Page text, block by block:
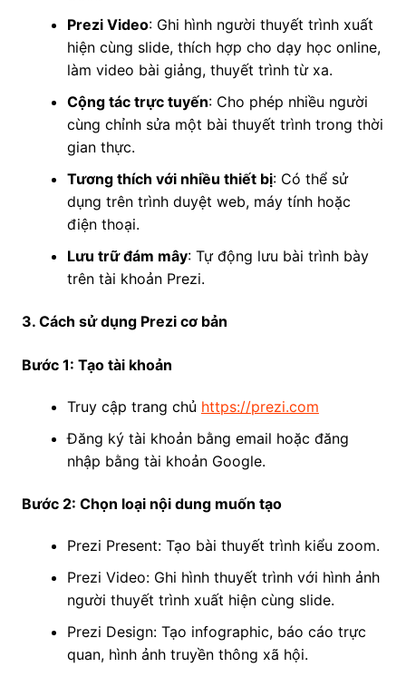
Prezi Video: Ghi hình người thuyết trình xuất
hiện cùng slide, thích hợp cho dạy học online,
làm video bài giảng, thuyết trình từ xa.
Cộng tác trực tuyến: Cho phép nhiều người
cùng chỉnh sửa một bài thuyết trình trong thời
gian thực.
Tương thích với nhiều thiết bị: Có thể sử
dụng trên trình duyệt web, máy tính hoặc
điện thoại.
Lưu trữ đám mây: Tự động lưu bài trình bày
trên tài khoản Prezi.
3. Cách sử dụng Prezi cơ bản
Bước 1: Tạo tài khoản
Truy cập trang chủ https://prezi.com
Đăng ký tài khoản bằng email hoặc đăng
nhập bằng tài khoản Google.
Bước 2: Chọn loại nội dung muốn tạo
Prezi Present: Tạo bài thuyết trình kiểu zoom.
Prezi Video: Ghi hình thuyết trình với hình ảnh
người thuyết trình xuất hiện cùng slide.
Prezi Design: Tạo infographic, báo cáo trực
quan, hình ảnh truyền thông xã hội.